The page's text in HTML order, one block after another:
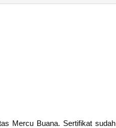
Mercu Buana. Sertifikat sudah